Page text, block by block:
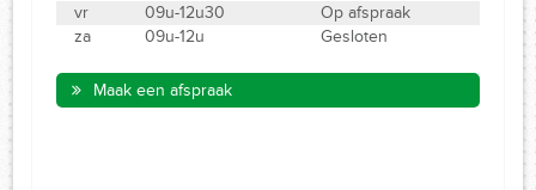
vr
09u-12u30
Op afspraak
za
09u-12u Gesloten
Maak een afspraak